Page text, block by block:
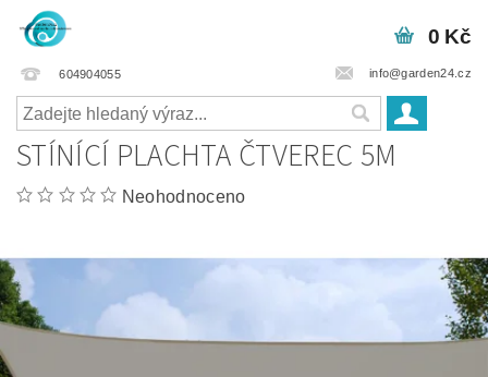
604904055 info@garden24.cz
0 Kč
STÍNÍCÍ PLACHTA ČTVEREC 5M
Neohodnoceno